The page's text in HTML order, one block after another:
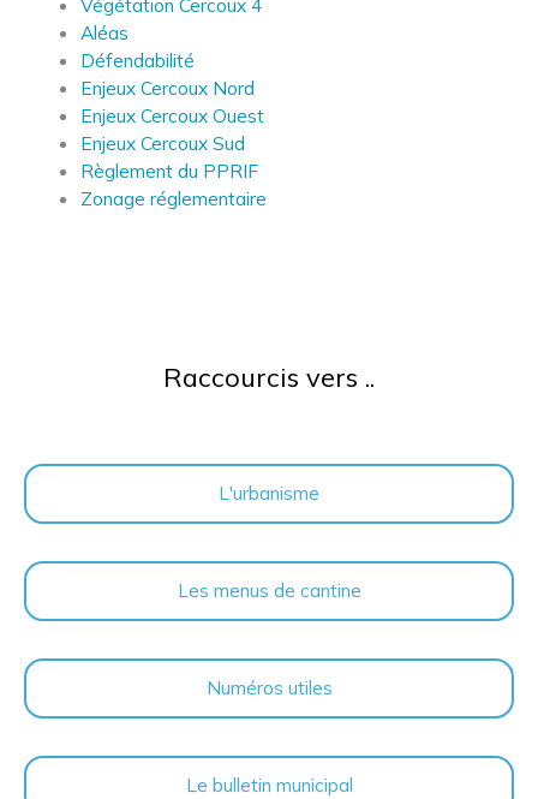
Aléas
Défendabilité
Enjeux Cercoux Nord
Enjeux Cercoux Ouest
Enjeux Cercoux Sud
Règlement du PPRIF
Zonage réglementaire
Raccourcis vers ..
L'urbanisme
Les menus de cantine
Numéros utiles
Le bulletin municipal